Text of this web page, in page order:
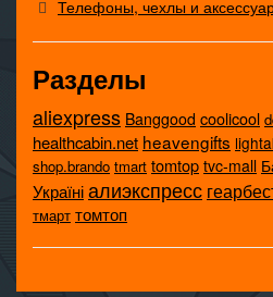
Телефоны, чехлы и
Разделы
aliexpress Banggood coolicool
healthcabin.net heavengifts
shop.brando tmart tomtop tvc-mall
Україніалиэкспресс
тмарт томтоп